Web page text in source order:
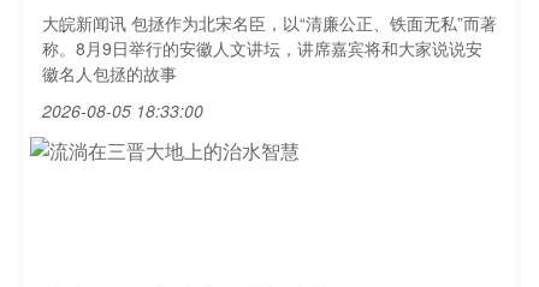
大皖新闻讯 包拯作为北宋名臣，以“清廉公正、铁面无私”而著
称。8月9日举行的安徽人文讲坛，讲席嘉宾将和大家说说安
徽名人包拯的故事
2026-08-05 18:33:00